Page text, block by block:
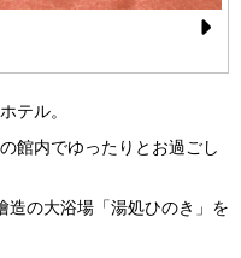
テル。
館内でゆったりとお過ごし
の大浴場「湯処ひのき」を